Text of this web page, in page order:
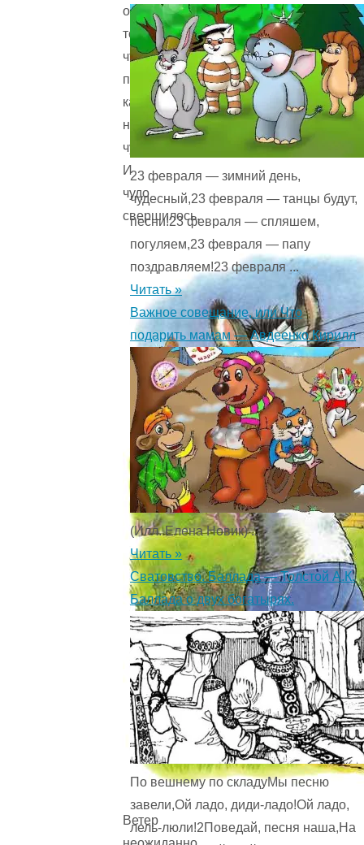
о
том,
чтобы
произошло
какое-
нибудь
чудо.
И
чудо
свершилось.
Ветер
23 февраля — зимний день,
чудесный,23 февраля — танцы будут,
песни!23 февраля — спляшем,
погуляем,23 февраля — папу
поздравляем!23 февраля ...
Читать »
Важное совещание, или Что
подарить мамам — Авдеенко Кирилл
(Илл. Елена Новик) ...
Читать »
Сватовство. Баллада — Толстой А.К.
Баллада о двух богатырях.
По вешнему по складуМы песню
завели,Ой ладо, диди-ладо!Ой ладо,
лель-люли!2Поведай, песня наша,На